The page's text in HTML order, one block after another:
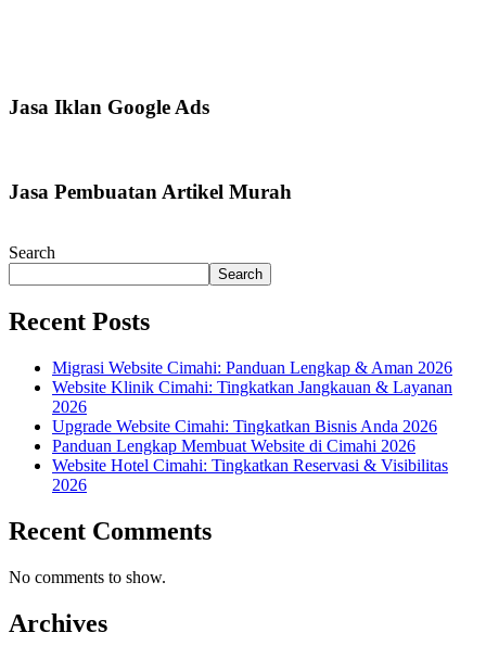
Jasa Iklan Google Ads
Jasa Pembuatan Artikel Murah
Search
Search
Recent Posts
Migrasi Website Cimahi: Panduan Lengkap & Aman 2026
Website Klinik Cimahi: Tingkatkan Jangkauan & Layanan
2026
Upgrade Website Cimahi: Tingkatkan Bisnis Anda 2026
Panduan Lengkap Membuat Website di Cimahi 2026
Website Hotel Cimahi: Tingkatkan Reservasi & Visibilitas
2026
Recent Comments
No comments to show.
Archives